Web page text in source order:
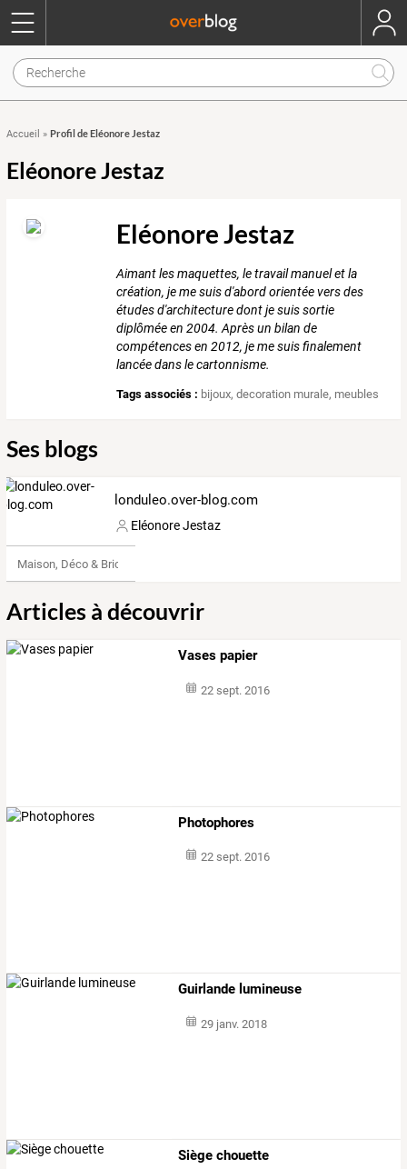
Accueil » Profil de Eléonore Jestaz
Eléonore Jestaz
Eléonore Jestaz
Aimant les maquettes, le travail manuel et la
création, je me suis d'abord orientée vers des
études d'architecture dont je suis sortie
diplômée en 2004. Après un bilan de
compétences en 2012, je me suis finalement
lancée dans le cartonnisme.
Tags associés : bijoux,decoration murale, meubles
Ses blogs
londuleo.over-blog.com
Eléonore Jestaz
Maison, Déco & Bricolage
Articles à découvrir
Vases papier
22 sept. 2016
Photophores
22 sept. 2016
Guirlande lumineuse
29 janv. 2018
Siège chouette